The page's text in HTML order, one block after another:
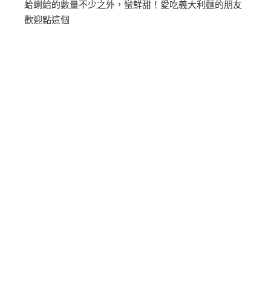
蛤蜊給的數量不少之外，蠻鮮甜！愛吃義大利麵的朋友
歡迎點這個